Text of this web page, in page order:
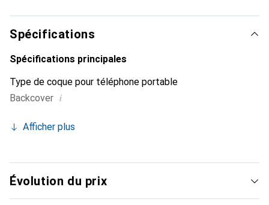
marque Noreve est un choix sûr pour une clientèle
exigeante.
Spécifications
Spécifications principales
Type de coque pour téléphone portable
Backcover i
Afficher plus
Évolution du prix